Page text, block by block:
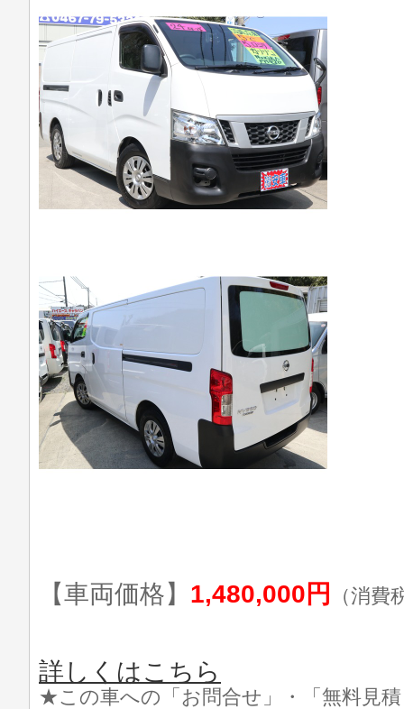
【車両価格】 1,480,000円 （消費
詳しくはこちら
★この車への「お問合せ」・「無料見